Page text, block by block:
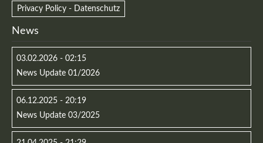
Privacy Policy - Datenschutz
News
03.02.2026 - 02:15
News Update 01/2026
06.12.2025 - 20:19
News Update 03/2025